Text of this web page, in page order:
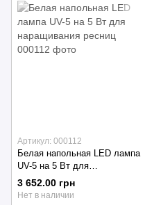
Артикул: 000112
Белая напольная LED лампа
UV-5 на 5 Вт для
наращивания ресниц
3 652.00 грн
Нет в наличии